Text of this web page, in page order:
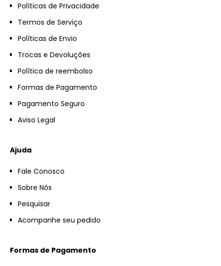
Políticas de Privacidade
Termos de Serviço
Políticas de Envio
Trocas e Devoluções
Política de reembolso
Formas de Pagamento
Pagamento Seguro
Aviso Legal
Ajuda
Fale Conosco
Sobre Nós
Pesquisar
Acompanhe seu pedido
Formas de Pagamento